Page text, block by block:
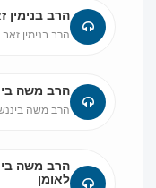
הרב בנימין
הרב בנימין זאב
הרב משה
הרב משה
הרב משה
לאומן